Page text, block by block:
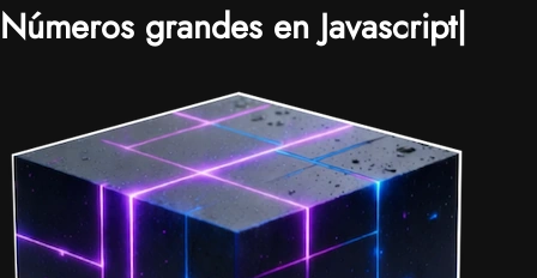
Números grandes en Javascript